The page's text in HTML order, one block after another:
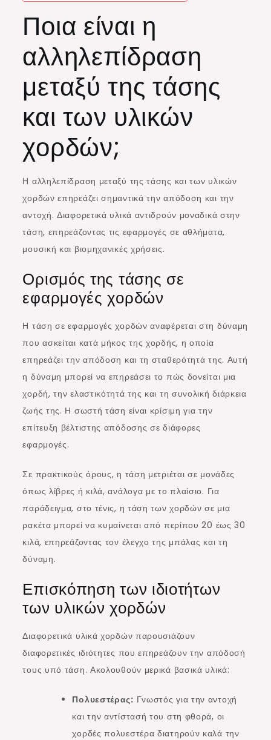
Ποια είναι η
αλληλεπίδραση
μεταξύ της τάσης
και των υλικών
χορδών;
Η αλληλεπίδραση μεταξύ της τάσης και των υλικών
χορδών επηρεάζει σημαντικά την απόδοση και την
αντοχή. Διαφορετικά υλικά αντιδρούν μοναδικά στην
τάση, επηρεάζοντας τις εφαρμογές σε αθλήματα,
μουσική και βιομηχανικές χρήσεις.
Ορισμός της τάσης σε
εφαρμογές χορδών
Η τάση σε εφαρμογές χορδών αναφέρεται στη δύναμη
που ασκείται κατά μήκος της χορδής, η οποία
επηρεάζει την απόδοση και τη σταθερότητά της. Αυτή
η δύναμη μπορεί να επηρεάσει το πώς δονείται μια
χορδή, την ελαστικότητά της και τη συνολική διάρκεια
ζωής της. Η σωστή τάση είναι κρίσιμη για την
επίτευξη βέλτιστης απόδοσης σε διάφορες
εφαρμογές.
Σε πρακτικούς όρους, η τάση μετριέται σε μονάδες
όπως λίβρες ή κιλά, ανάλογα με το πλαίσιο. Για
παράδειγμα, στο τένις, η τάση των χορδών σε μια
ρακέτα μπορεί να κυμαίνεται από περίπου 20 έως 30
κιλά, επηρεάζοντας τον έλεγχο της μπάλας και τη
δύναμη.
Επισκόπηση των ιδιοτήτων
των υλικών χορδών
Διαφορετικά υλικά χορδών παρουσιάζουν
διαφορετικές ιδιότητες που επηρεάζουν την απόδοσή
τους υπό τάση. Ακολουθούν μερικά βασικά υλικά:
Πολυεστέρας: Γνωστός για την αντοχή
και την αντίστασή του στη φθορά, οι
χορδές πολυεστέρα διατηρούν καλά την